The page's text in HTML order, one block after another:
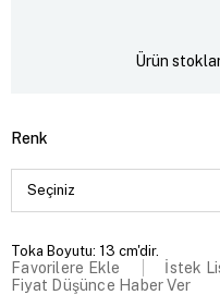
Ürün
Renk
Toka Boyutu: 13 cm'dir.
Favorilere Ekle
İstek
Fiyat Düşünce Haber Ver